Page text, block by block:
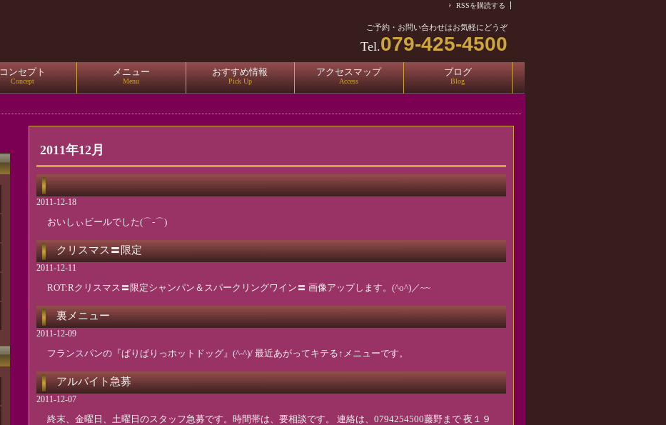
ご予約・お問い合わせはお気軽にどうぞ
Tel.079-425-4500
RSSを購読する
コンセプト
Concept
メニュー
Menu
おすすめ情報
Pick Up
アクセスマップ
Access
ブログ
Blog
2011年12月
2011-12-18
おいしぃビールでした(⌒‐⌒)
クリスマス〓限定
2011-12-11
ROT:Rクリスマス〓限定シャンパン＆スパークリングワイン〓 画像アップします。(^o^)／~~
裏メニュー
2011-12-09
フランスパンの『ぱりぱりっホットドッグ』(^-^)/ 最近あがってキテる↑メニューです。
アルバイト急募
2011-12-07
終末、金曜日、土曜日のスタッフ急募です。時間帯は、要相談です。 連絡は、0794254500藤野まで 夜１９